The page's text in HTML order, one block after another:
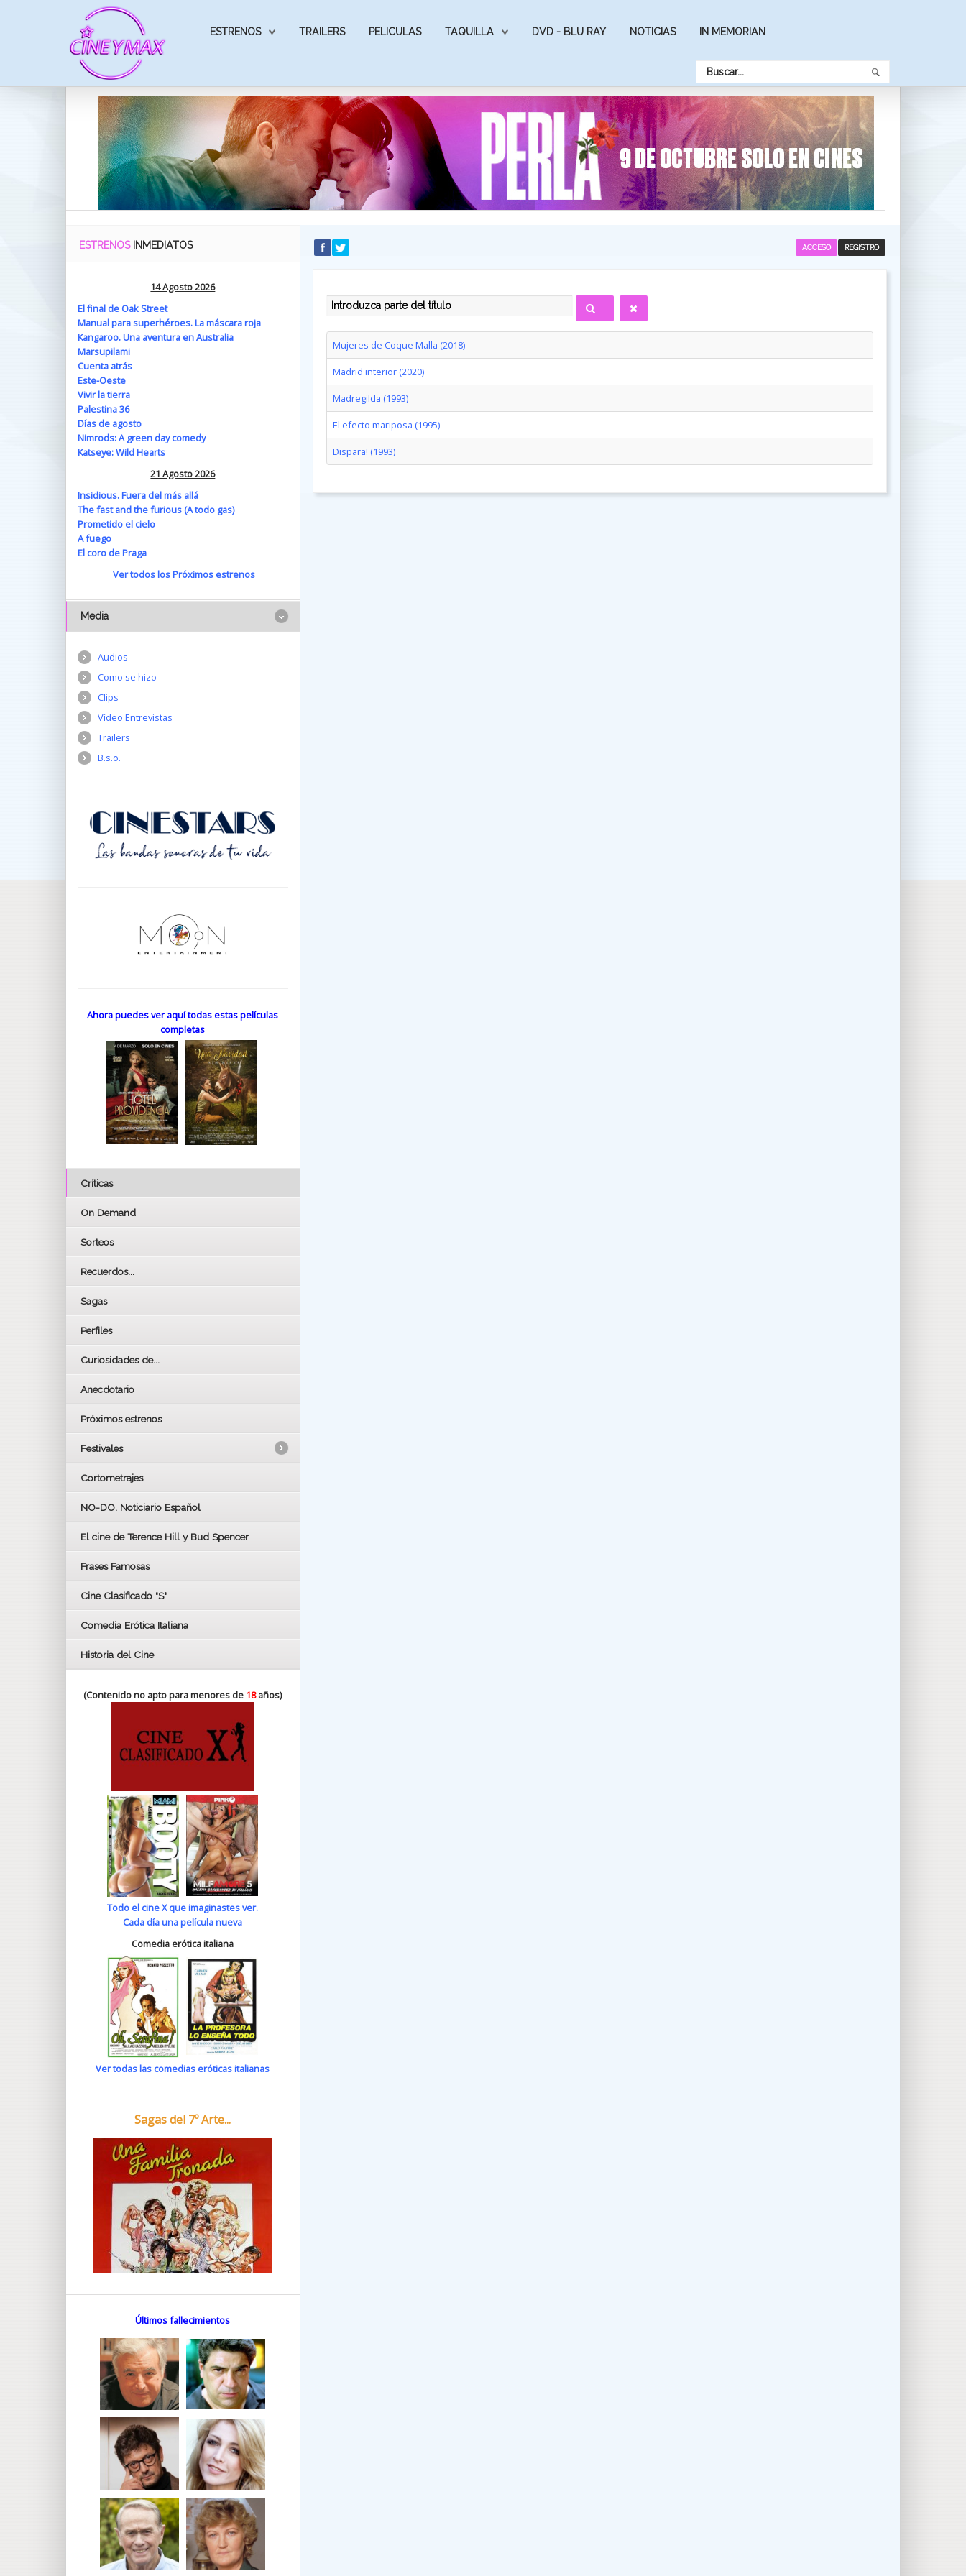
ESTRENOS TRAILERS PELICULAS TAQUILLA DVD - BLU RAY NOTICIAS IN MEMORIAN
REGISTRO
ACCESO
INTRODUZCA PARTE DEL TÍTULO
Mujeres de Coque Malla (2018)
Madrid interior (2020)
Madregilda (1993)
El efecto mariposa (1995)
Dispara! (1993)
ESTRENOS INMEDIATOS
14 Agosto 2026
El final de Oak Street
Manual para superhéroes. La máscara roja
Kangaroo. Una aventura en Australia
Marsupilami
Cuenta atrás
Este-Oeste
Vivir la tierra
Palestina 36
Días de agosto
Nimrods: A green day comedy
Katseye: Wild Hearts
21 Agosto 2026
Insidious. Fuera del más allá
The fast and the furious (A todo gas)
Prometido el cielo
A fuego
El coro de Praga
Ver todos los Próximos estrenos
Media
Audios
Como se hizo
Clips
Vídeo Entrevistas
Trailers
B.s.o.
Ahora puedes ver aquí todas estas películas
completas
Críticas
On Demand
Sorteos
Recuerdos...
Sagas
Perfiles
Curiosidades de...
Anecdotario
Próximos estrenos
Festivales
LOS OSCARS
BAFTA
Cortometrajes
NO-DO. Noticiario Español
El cine de Terence Hill y Bud Spencer
Frases Famosas
Cine Clasificado "S"
Comedia Erótica Italiana
Historia del Cine
(Contenido no apto para menores de 18años)
Todo el cine X que imaginastes ver.
Cada día una película nueva
Comedia erótica italiana
Ver todas las comedias eróticas italianas
Sagas del 7º Arte...
Últimos fallecimientos